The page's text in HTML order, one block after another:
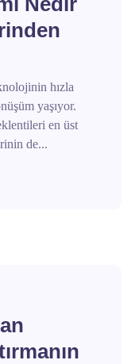
hızla
yaşıyor.
en üst
de...